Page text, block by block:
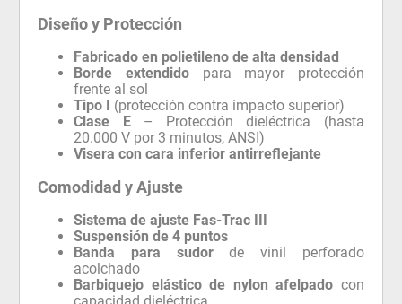
Diseño y Protección
Fabricado en polietileno de alta densidad
Borde extendidopara mayor protección
frente al sol
Tipo I (protección contra impacto superior)
Clase E– Protección dieléctrica (hasta
20.000 V por 3 minutos, ANSI)
Visera con cara inferior antirreflejante
Comodidad y Ajuste
Sistema de ajuste Fas-Trac III
Suspensión de 4 puntos
Banda para sudorde vinil perforado
acolchado
Barbiquejo elástico de nylon afelpado con